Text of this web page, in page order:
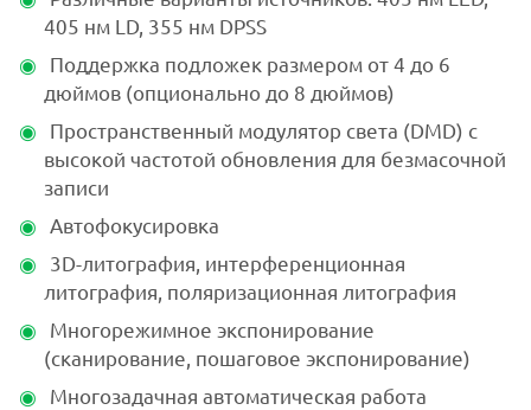
405 нм LD, 355 нм DPSS
Поддержка подложек размером от 4 до 6
дюймов (опционально до 8 дюймов)
Пространственный модулятор света (DMD) с
высокой частотой обновления для безмасочной
записи
Автофокусировка
3D-литография, интерференционная
литография, поляризационная литография
Многорежимное экспонирование
(сканирование, пошаговое экспонирование)
Многозадачная автоматическая работа